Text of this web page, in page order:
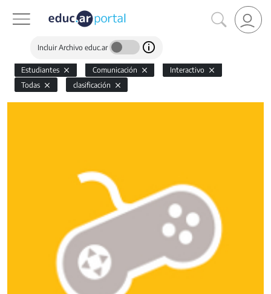
Incluir Archivo educ.ar
Estudiantes Comunicación
Interactivo
Todas
clasificación